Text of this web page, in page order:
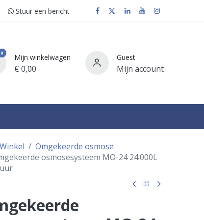
Stuur e​​​​en bericht
0 Mijn winkelwagen
€ 0,00
Guest
Mijn account
Winkel
Omgekeerde osmose
osmosesysteem MO-24 24.000L